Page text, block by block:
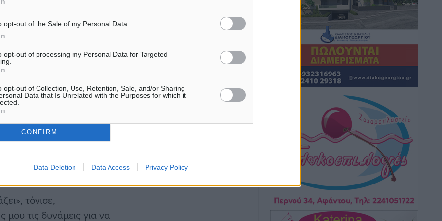
opt-out of the Sale of my Personal Data.
opt-out of processing my Personal Data for Targeted
opt-out of Collection, Use, Retention, Sale, and/or Sharing
Data that Is Unrelated with the Purposes for which it
CONFIRM
Data Deletion Data Access Privacy Policy
παλιό έχει πεθάνει
ό,τι κάνει πάντα, θα
να γεννηθεί»,
ΣΥΡΙΖΑ εμπόδισαν τον
πολλά στη χώρα»,
πιάσει στασίδι στα
ΣΥΡΙΖΑ, απαιτώντας
τόνισε,
τις δυνάμεις για να
Ρόδος: Τραυματίστηκε 53χρονος
Τοπικές Ειδήσεις• πριν 1 ώρα
Airbnb: Αυξημένα έσοδα στο β’ τρίμηνο
με «όχημα» το Μουντιάλ
• πριν 1 ώρα
Ενίσχυση των υπηρεσιών υγείας στο
αεροδρόμιο της Ρόδου: «Η πολιτική
βούληση είναι η ενίσχυση, όχι η
αφαίρεση»
Τοπικές Ειδήσεις• πριν 2 ώρες
Αρνείται τα πάντα ο 53χρονος
φερόμενος ως λογιστής και μιλά για
σκευωρία γνωστών μεταξύ τους